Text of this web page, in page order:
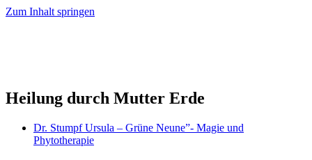
Zum Inhalt springen
Heilung durch Mutter Erde
Dr. Stumpf Ursula – Grüne Neune”- Magie und
Phytotherapie